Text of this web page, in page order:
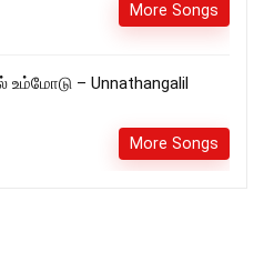
More Songs
– Unnathangalil
More Songs